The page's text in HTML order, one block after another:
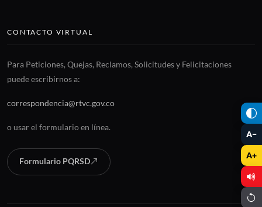
A−
A+
CONTACTO VIRTUAL
Para Peticiones, Quejas, Reclamos, Solicitudes y Felicitaciones
puede escribirnos a:
correspondencia@rtvc.gov.co
o usar el formulario en línea.
Formulario PQRSD